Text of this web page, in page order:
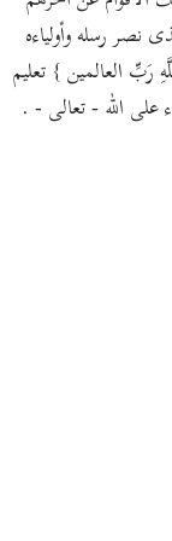
نصر رسله وأولياءه
رَبِّ العالمين } تعليم
على الله - تعالى - .